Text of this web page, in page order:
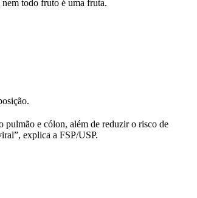
todo fruto é uma fruta.
pulmão e cólon, além de reduzir o risco de
explica a FSP/USP.